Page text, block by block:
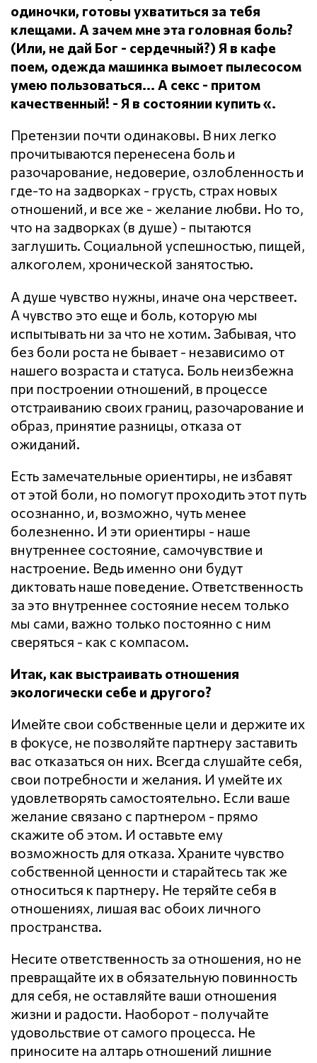
одиночки, готовы ухватиться за тебя
клещами. А зачем мне эта головная боль?
(Или, не дай Бог - сердечный?) Я в кафе
поем, одежда машинка вымоет пылесосом
умею пользоваться... А секс - притом
качественный! - Я в состоянии купить «.
Претензии почти одинаковы. В них легко
прочитываются перенесена боль и
разочарование, недоверие, озлобленность и
где-то на задворках - грусть, страх новых
отношений, и все же - желание любви. Но то,
что на задворках (в душе) - пытаются
заглушить. Социальной успешностью, пищей,
алкоголем, хронической занятостью.
А душе чувство нужны, иначе она черствеет.
А чувство это еще и боль, которую мы
испытывать ни за что не хотим. Забывая, что
без боли роста не бывает - независимо от
нашего возраста и статуса. Боль неизбежна
при построении отношений, в процессе
отстраиванию своих границ, разочарование и
образ, принятие разницы, отказа от
ожиданий.
Есть замечательные ориентиры, не избавят
от этой боли, но помогут проходить этот путь
осознанно, и, возможно, чуть менее
болезненно. И эти ориентиры - наше
внутреннее состояние, самочувствие и
настроение. Ведь именно они будут
диктовать наше поведение. Ответственность
за это внутреннее состояние несем только
мы сами, важно только постоянно с ним
сверяться - как с компасом.
Итак, как выстраивать отношения
экологически себе и другого?
Имейте свои собственные цели и держите их
в фокусе, не позволяйте партнеру заставить
вас отказаться он них. Всегда слушайте себя,
свои потребности и желания. И умейте их
удовлетворять самостоятельно. Если ваше
желание связано с партнером - прямо
скажите об этом. И оставьте ему
возможность для отказа. Храните чувство
собственной ценности и старайтесь так же
относиться к партнеру. Не теряйте себя в
отношениях, лишая вас обоих личного
пространства.
Несите ответственность за отношения, но не
превращайте их в обязательную повинность
для себя, не оставляйте ваши отношения
жизни и радости. Наоборот - получайте
удовольствие от самого процесса. Не
приносите на алтарь отношений лишние